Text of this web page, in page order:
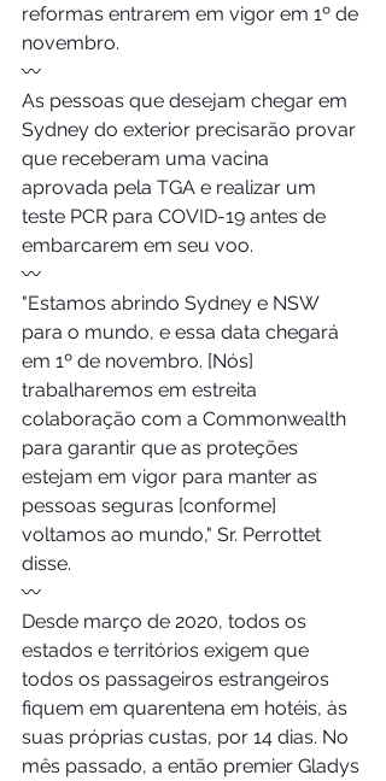
reformas entrarem em vigor em 1º de
novembro.
〰️
As pessoas que desejam chegar em
Sydney do exterior precisarão provar
que receberam uma vacina
aprovada pela TGA e realizar um
teste PCR para COVID-19 antes de
embarcarem em seu voo.
〰️
"Estamos abrindo Sydney e NSW
para o mundo, e essa data chegará
em 1º de novembro. [Nós]
trabalharemos em estreita
colaboração com a Commonwealth
para garantir que as proteções
estejam em vigor para manter as
pessoas seguras [conforme]
voltamos ao mundo," Sr. Perrottet
disse.
〰️
Desde março de 2020, todos os
estados e territórios exigem que
todos os passageiros estrangeiros
fiquem em quarentena em hotéis, às
suas próprias custas, por 14 dias. No
mês passado, a então premier Gladys